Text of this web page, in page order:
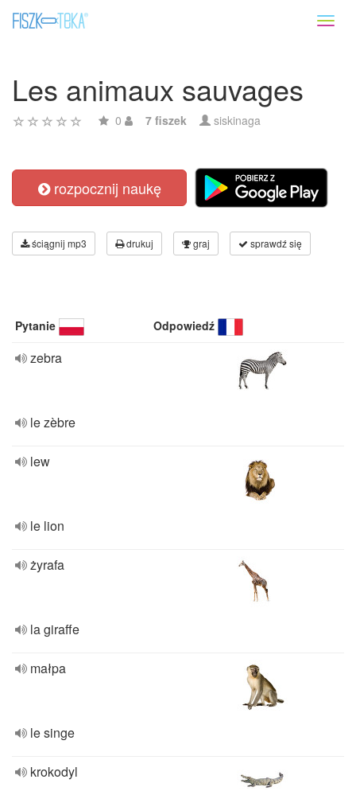
Les animaux sauvages
0 7 fiszek siskinaga
rozpocznij naukę
ściągnij mp3 drukuj graj sprawdź się
Pytanie Odpowiedź
zebra
le zèbre
lew
le lion
żyrafa
la giraffe
małpa
le singe
krokodyl